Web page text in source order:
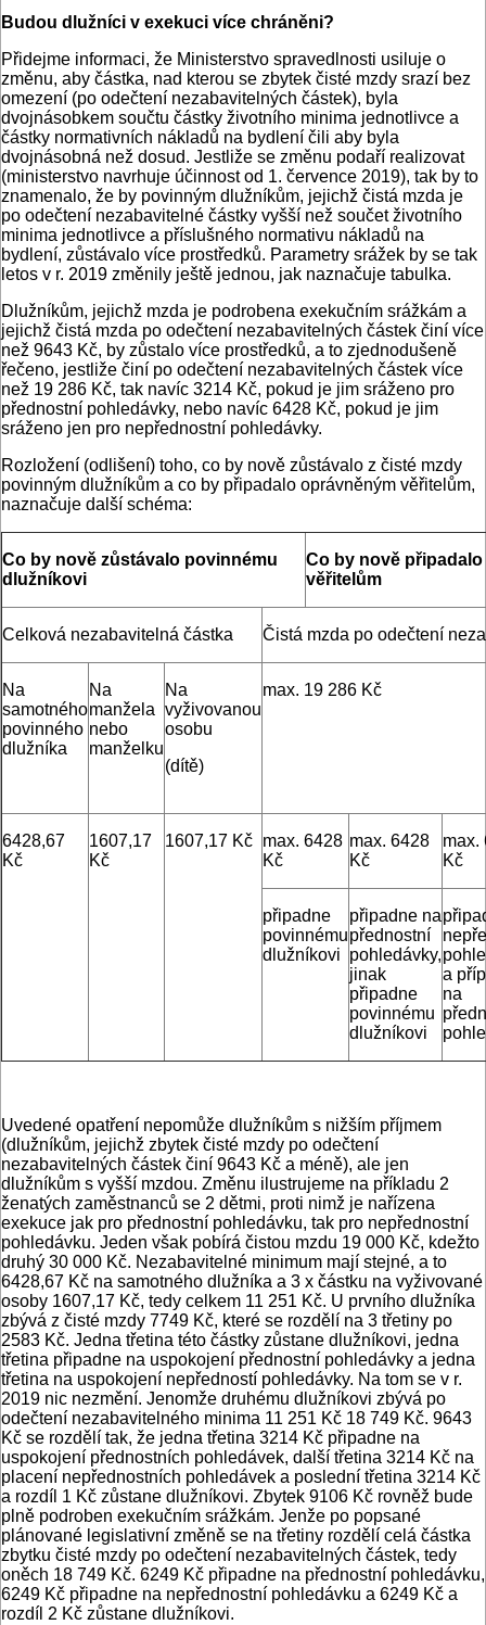
Budou dlužníci v exekuci více chráněni?
Přidejme informaci, že Ministerstvo spravedlnosti usiluje o
změnu, aby částka, nad kterou se zbytek čisté mzdy srazí bez
omezení (po odečtení nezabavitelných částek), byla
dvojnásobkem součtu částky životního minima jednotlivce a
částky normativních nákladů na bydlení čili aby byla
dvojnásobná než dosud. Jestliže se změnu podaří realizovat
(ministerstvo navrhuje účinnost od 1. července 2019), tak by to
znamenalo, že by povinným dlužníkům, jejichž čistá mzda je
po odečtení nezabavitelné částky vyšší než součet životního
minima jednotlivce a příslušného normativu nákladů na
bydlení, zůstávalo více prostředků. Parametry srážek by se tak
letos v r. 2019 změnily ještě jednou, jak naznačuje tabulka.
Dlužníkům, jejichž mzda je podrobena exekučním srážkám a
jejichž čistá mzda po odečtení nezabavitelných částek činí více
než 9643 Kč, by zůstalo více prostředků, a to zjednodušeně
řečeno, jestliže činí po odečtení nezabavitelných částek více
než 19 286 Kč, tak navíc 3214 Kč, pokud je jim sráženo pro
přednostní pohledávky, nebo navíc 6428 Kč, pokud je jim
sráženo jen pro nepřednostní pohledávky.
Rozložení (odlišení) toho, co by nově zůstávalo z čisté mzdy
povinným dlužníkům a co by připadalo oprávněným věřitelům,
naznačuje další schéma:
Co by nově zůstávalo povinnému
dlužníkovi
Co by nově
věřitelům
Celková nezabavitelná částka Čistá mzda po odečtení
Na
samotného
povinného
dlužníka
Na
manžela
nebo
manželku
Na
vyživovanou
osobu
(dítě)
max. 19 286 Kč
6428,67
Kč
1607,17
Kč
1607,17 Kč max. 6428
Kč
max. 6428
Kč
max.
Kč
připadne
povinnému
dlužníkovi
připadne na
přednostní
pohledávky,
jinak
připadne
povinnému
dlužníkovi
a
na
Uvedené opatření nepomůže dlužníkům s nižším příjmem
(dlužníkům, jejichž zbytek čisté mzdy po odečtení
nezabavitelných částek činí 9643 Kč a méně), ale jen
dlužníkům s vyšší mzdou. Změnu ilustrujeme na příkladu 2
ženatých zaměstnanců se 2 dětmi, proti nimž je nařízena
exekuce jak pro přednostní pohledávku, tak pro nepřednostní
pohledávku. Jeden však pobírá čistou mzdu 19 000 Kč, kdežto
druhý 30 000 Kč. Nezabavitelné minimum mají stejné, a to
6428,67 Kč na samotného dlužníka a 3 x částku na vyživované
osoby 1607,17 Kč, tedy celkem 11 251 Kč. U prvního dlužníka
zbývá z čisté mzdy 7749 Kč, které se rozdělí na 3 třetiny po
2583 Kč. Jedna třetina této částky zůstane dlužníkovi, jedna
třetina připadne na uspokojení přednostní pohledávky a jedna
třetina na uspokojení nepředností pohledávky. Na tom se v r.
2019 nic nezmění. Jenomže druhému dlužníkovi zbývá po
odečtení nezabavitelného minima 11 251 Kč 18 749 Kč. 9643
Kč se rozdělí tak, že jedna třetina 3214 Kč připadne na
uspokojení přednostních pohledávek, další třetina 3214 Kč na
placení nepřednostních pohledávek a poslední třetina 3214 Kč
a rozdíl 1 Kč zůstane dlužníkovi. Zbytek 9106 Kč rovněž bude
plně podroben exekučním srážkám. Jenže po popsané
plánované legislativní změně se na třetiny rozdělí celá částka
zbytku čisté mzdy po odečtení nezabavitelných částek, tedy
oněch 18 749 Kč. 6249 Kč připadne na přednostní pohledávku,
6249 Kč připadne na nepřednostní pohledávku a 6249 Kč a
rozdíl 2 Kč zůstane dlužníkovi.